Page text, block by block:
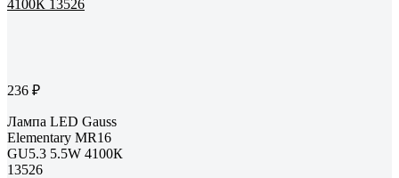
236 ₽
Лампа LED Gauss
Elementary MR16
GU5.3 5.5W 4100К
13526